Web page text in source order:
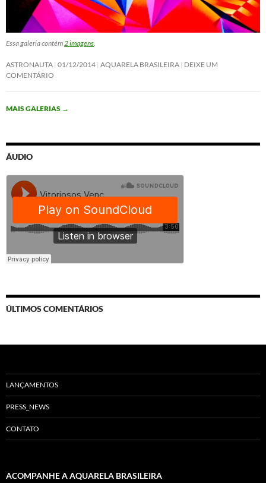
Essa galeria contém 2 imagens
ASTRONAUTA 01/12/2014 AQUARELA BRASILEIRA DEIXE UM
COMENTÁRIO
MAIS GALERIAS →
ÁUDIO
ÚLTIMOS COMENTÁRIOS
LANÇAMENTOS
PRESS_NEWS
CONTATO
ACOMPANHE A AQUARELA BRASILEIRA